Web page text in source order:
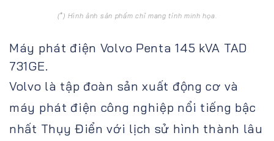
(*) Hình ảnh sản phẩm chỉ mang tính minh họa.
Máy phát điện Volvo Penta 145 kVA TAD
731GE.
Volvo là tập đoàn sản xuất động cơ và
máy phát điện công nghiệp nổi tiếng bậc
nhất Thụy Điển với lịch sử hình thành lâu